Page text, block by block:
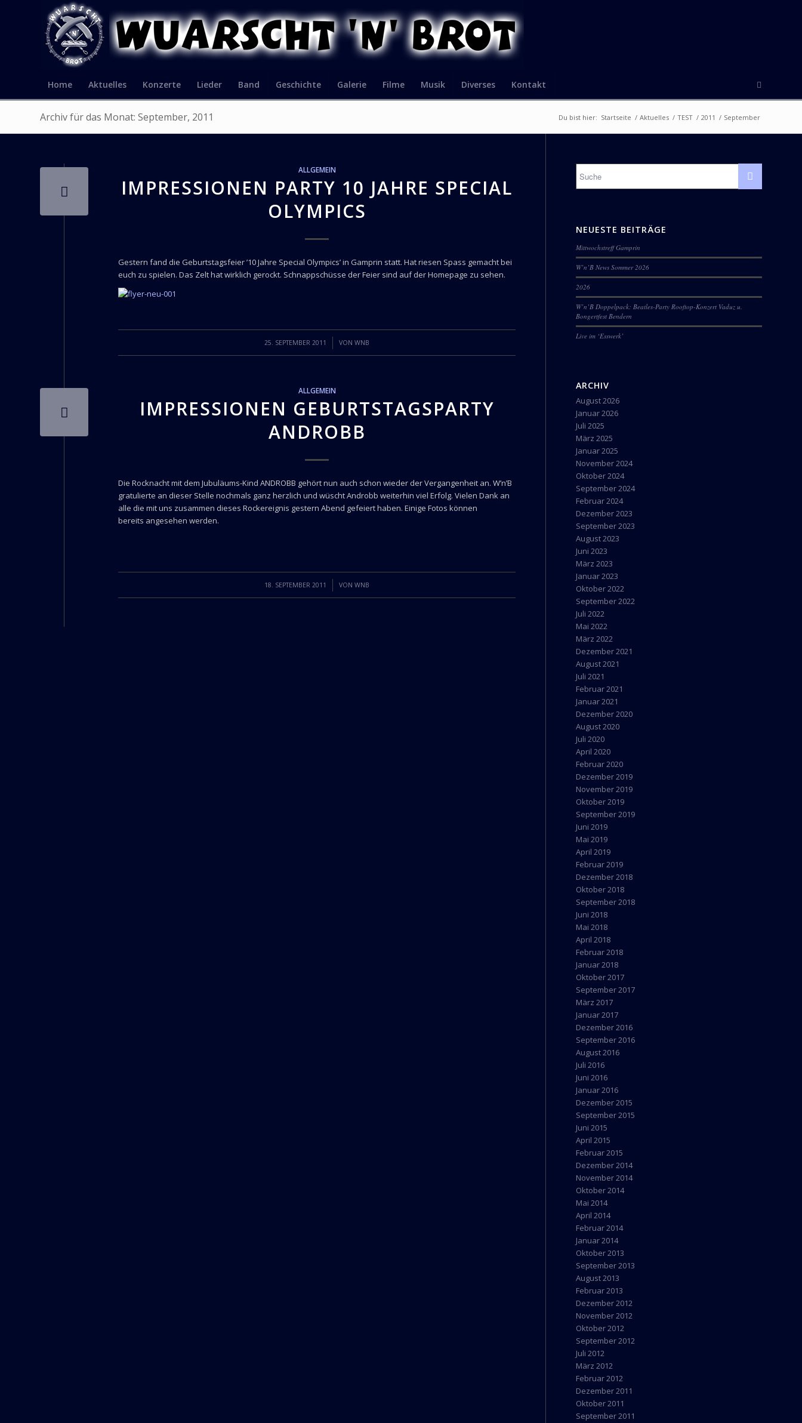
Home Aktuelles Konzerte Lieder Band Geschichte Galerie Filme Musik Diverses Kontakt
Archiv für das Monat: September, 2011 Du bist hier: Startseite / Aktuelles / TEST / 2011 / September
ALLGEMEIN
IMPRESSIONEN PARTY 10 JAHRE SPECIAL
OLYMPICS
Gestern fand die Geburtstagsfeier ’10 Jahre Special Olympics’ in Gamprin statt. Hat riesen Spass gemacht bei
euch zu spielen. Das Zelt hat wirklich gerockt. Schnappschüsse der Feier sind auf der Homepage zu sehen.
25. SEPTEMBER 2011
/ VON WNB
ALLGEMEIN
IMPRESSIONEN GEBURTSTAGSPARTY
ANDROBB
Die Rocknacht mit dem Jubuläums-Kind ANDROBB gehört nun auch schon wieder der Vergangenheit an. W’n’B
gratulierte an dieser Stelle nochmals ganz herzlich und wüscht Androbb weiterhin viel Erfolg. Vielen Dank an
alle die mit uns zusammen dieses Rockereignis gestern Abend gefeiert haben. Einige Fotos können
bereits angesehen werden.
18. SEPTEMBER 2011
/ VON WNB
NEUESTE BEITRÄGE
Mittwochstreff Gamprin
W’n’B News Sommer 2026
2026
W’n’B Doppelpack: Beatles-Party Rooftop-Konzert Vaduz u.
Bongertfest Bendern
Live im ‘Esswerk’
ARCHIV
August 2026
Januar 2026
Juli 2025
März 2025
Januar 2025
November 2024
Oktober 2024
September 2024
Februar 2024
Dezember 2023
September 2023
August 2023
Juni 2023
März 2023
Januar 2023
Oktober 2022
September 2022
Juli 2022
Mai 2022
März 2022
Dezember 2021
August 2021
Juli 2021
Februar 2021
Januar 2021
Dezember 2020
August 2020
Juli 2020
April 2020
Februar 2020
Dezember 2019
November 2019
Oktober 2019
September 2019
Juni 2019
Mai 2019
April 2019
Februar 2019
Dezember 2018
Oktober 2018
September 2018
Juni 2018
Mai 2018
April 2018
Februar 2018
Januar 2018
Oktober 2017
September 2017
März 2017
Januar 2017
Dezember 2016
September 2016
August 2016
Juli 2016
Juni 2016
Januar 2016
Dezember 2015
September 2015
Juni 2015
April 2015
Februar 2015
Dezember 2014
November 2014
Oktober 2014
Mai 2014
April 2014
Februar 2014
Januar 2014
Oktober 2013
September 2013
August 2013
Februar 2013
Dezember 2012
November 2012
Oktober 2012
September 2012
Juli 2012
März 2012
Februar 2012
Dezember 2011
Oktober 2011
September 2011